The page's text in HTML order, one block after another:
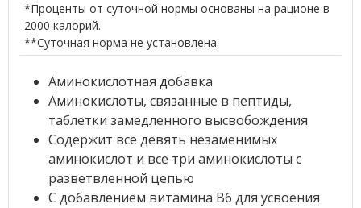
*Проценты от суточной нормы основаны на рационе в
2000 калорий.
**Суточная норма не установлена.
Аминокислотная добавка
Аминокислоты, связанные в пептиды,
таблетки замедленного высвобождения
Содержит все девять незаменимых
аминокислот и все три аминокислоты с
разветвленной цепью
С добавлением витамина B6 для усвоения